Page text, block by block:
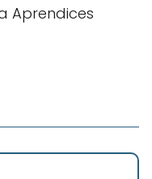
Aprendices